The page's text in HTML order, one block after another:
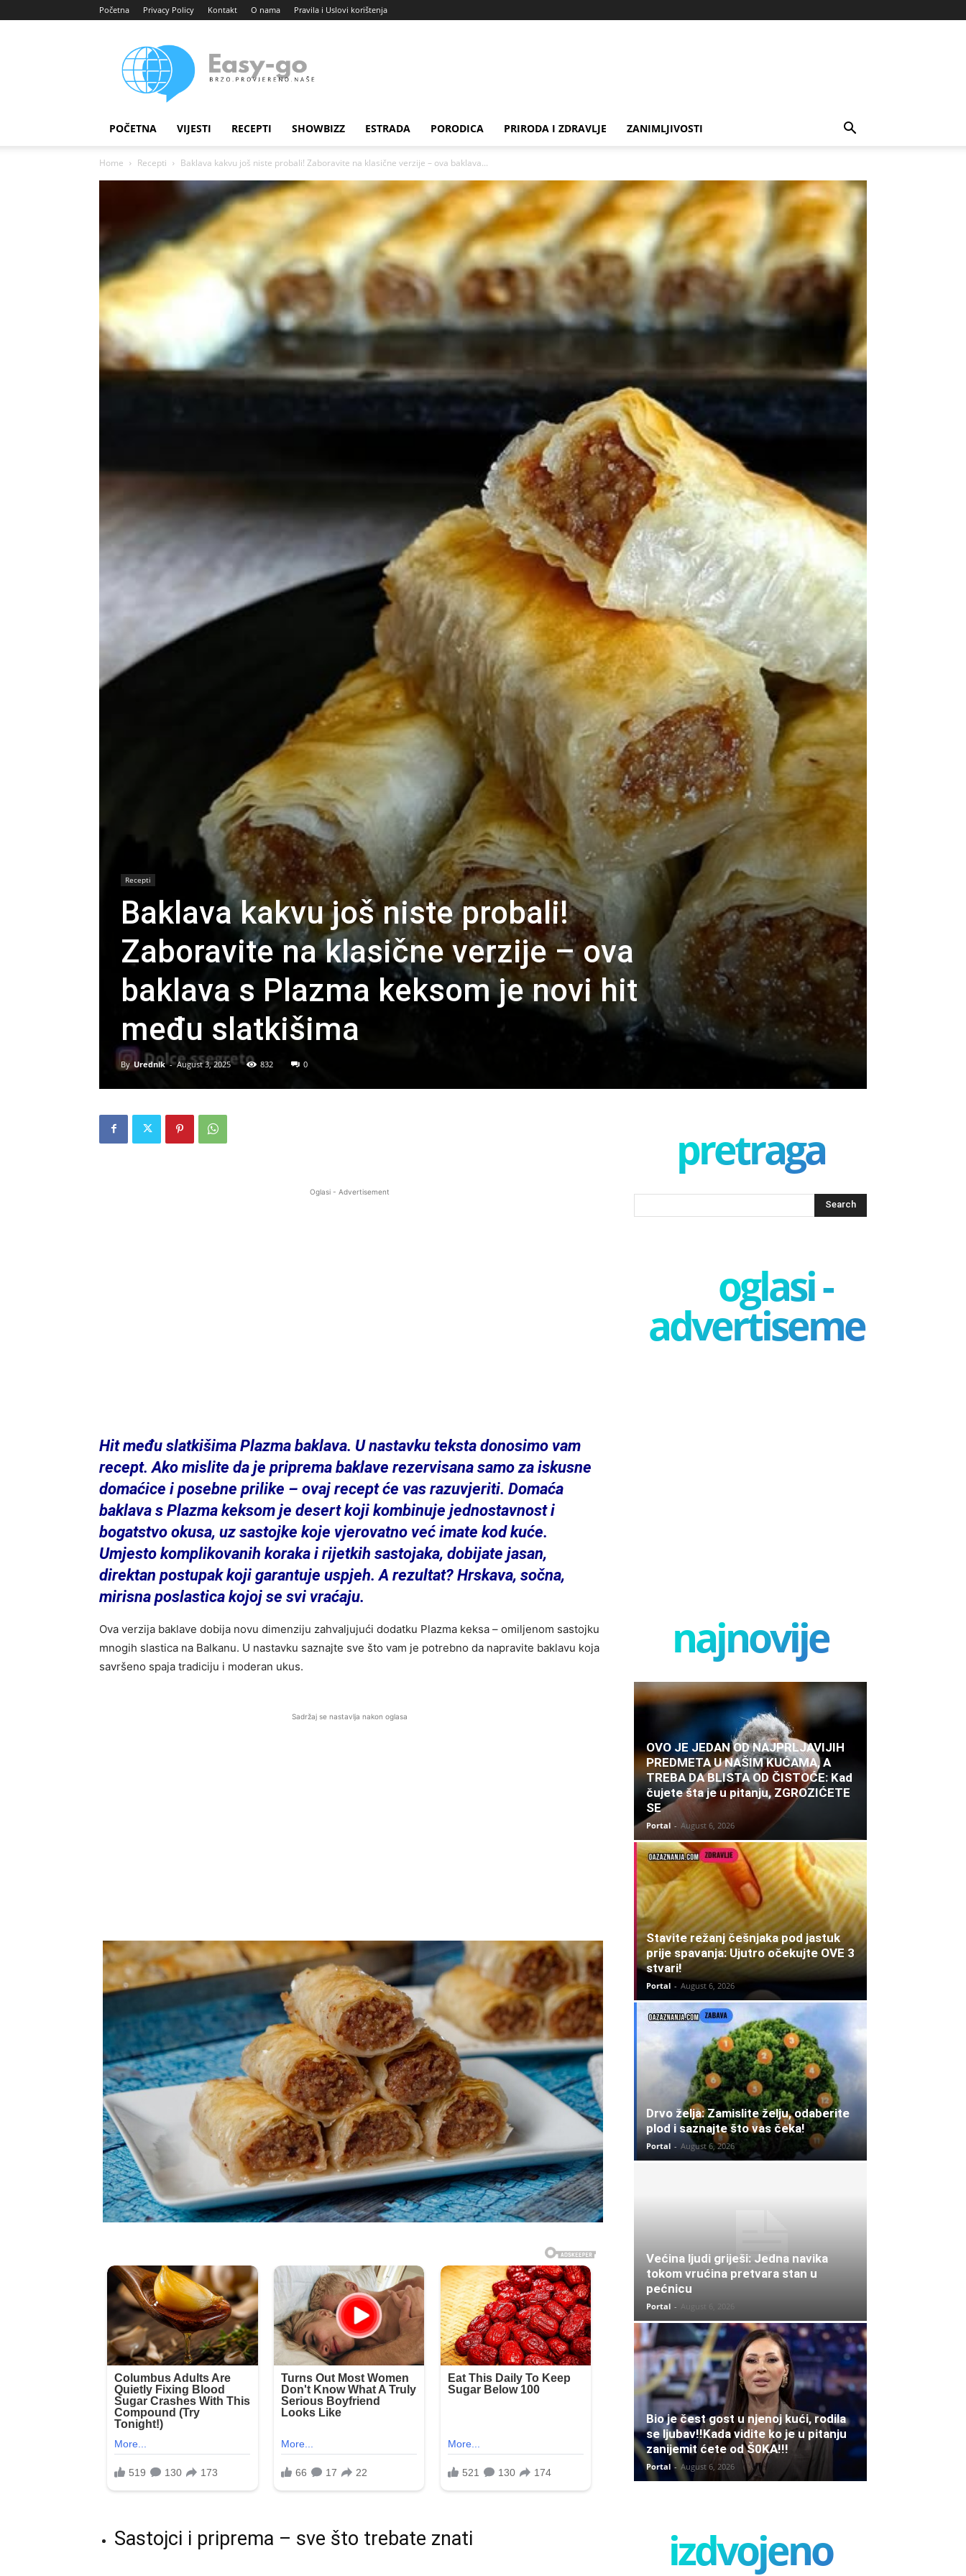
Početna Privacy Policy Kontakt O nama Pravila i Uslovi korištenja
portal
POČETNA VIJESTI RECEPTI SHOWBIZZ ESTRADA PORODICA PRIRODA I ZDRAVLJE ZANIMLJIVOSTI
Home Recepti Baklava kakvu još niste probali! Zaboravite na klasične verzije – ova baklava...
Recepti
Baklava kakvu još niste probali!
Zaboravite na klasične verzije – ova
baklava s Plazma keksom je novi hit
među slatkišima
By Urednik - August 3, 2025 832 0
Oglasi - Advertisement
Hit među slatkišima Plazma baklava. U nastavku teksta donosimo vam
recept. Ako mislite da je priprema baklave rezervisana samo za iskusne
domaćice i posebne prilike – ovaj recept će vas razuvjeriti. Domaća
baklava s Plazma keksom je desert koji kombinuje jednostavnost i
bogatstvo okusa, uz sastojke koje vjerovatno već imate kod kuće.
Umjesto komplikovanih koraka i rijetkih sastojaka, dobijate jasan,
direktan postupak koji garantuje uspjeh. A rezultat? Hrskava, sočna,
mirisna poslastica kojoj se svi vraćaju.
Ova verzija baklave dobija novu dimenziju zahvaljujući dodatku Plazma keksa – omiljenom sastojku
mnogih slastica na Balkanu. U nastavku saznajte sve što vam je potrebno da napravite baklavu koja
savršeno spaja tradiciju i moderan ukus.
Sadržaj se nastavlja nakon oglasa
Sastojci i priprema – sve što trebate znati
pretraga
oglasi -
advertisement
najnovije
OVO JE JEDAN OD NAJPRLJAVIJIH
PREDMETA U NAŠIM KUĆAMA, A
TREBA DA BLISTA OD ČISTOĆE: Kad
čujete šta je u pitanju, ZGROZIĆETE
SE
Portal - August 6, 2026
Stavite režanj češnjaka pod jastuk
prije spavanja: Ujutro očekujte OVE 3
stvari!
Portal - August 6, 2026
Drvo želja: Zamislite želju, odaberite
plod i saznajte što vas čeka!
Portal - August 6, 2026
Većina ljudi griješi: Jedna navika
tokom vrućina pretvara stan u
pećnicu
Portal - August 6, 2026
Bio je čest gost u njenoj kući, rodila
se ljubav!!Kada vidite ko je u pitanju
zanijemit ćete od Š0KA!!!
Portal - August 6, 2026
izdvojeno